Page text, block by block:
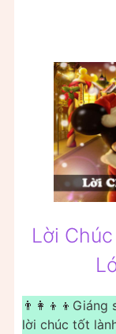
Lời
lời chúc tốt